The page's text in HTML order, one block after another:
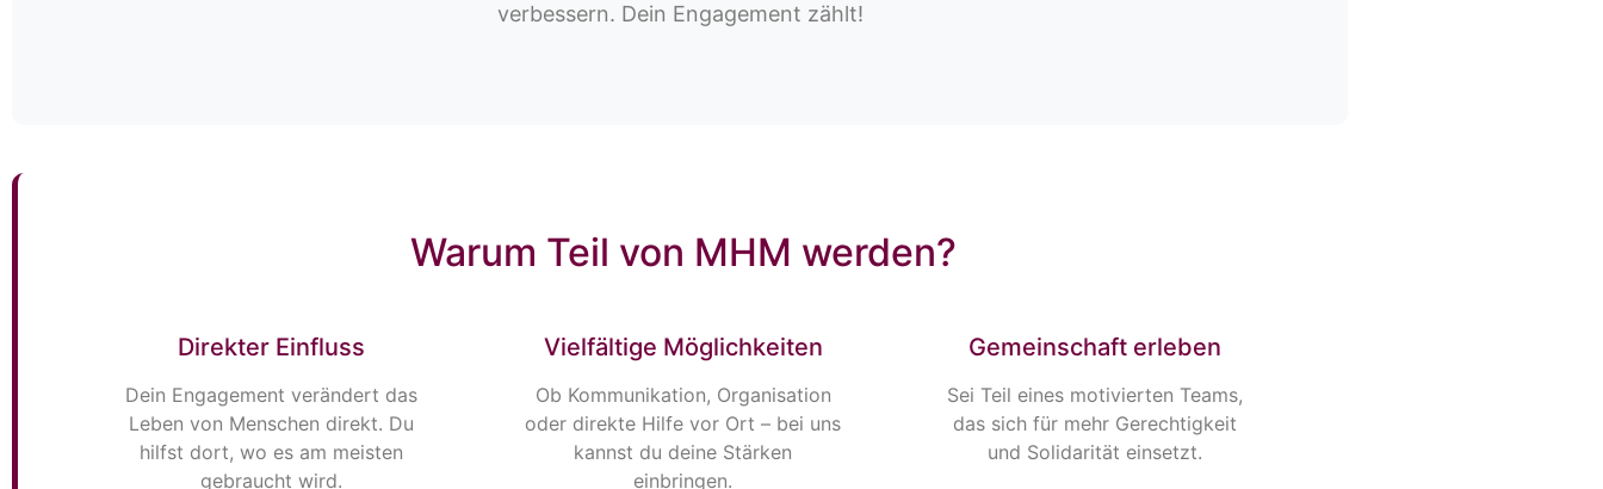
verbessern. Dein Engagement zählt!
Warum Teil von MHM werden?
Direkter Einfluss
Dein Engagement verändert das
Leben von Menschen direkt. Du
hilfst dort, wo es am meisten
gebraucht wird.
Vielfältige Möglichkeiten
Ob Kommunikation, Organisation
oder direkte Hilfe vor Ort – bei uns
kannst du deine Stärken
einbringen.
Gemeinschaft erleben
Sei Teil eines motivierten Teams,
das sich für mehr Gerechtigkeit
und Solidarität einsetzt.